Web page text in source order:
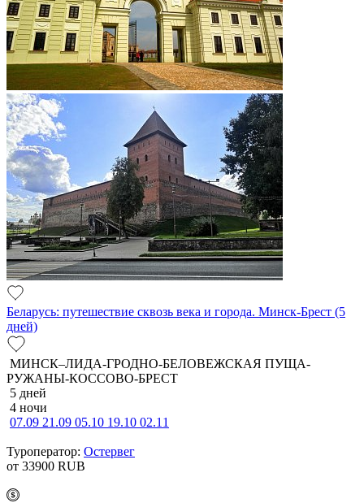
Беларусь: путешествие сквозь века и города. Минск-Брест (5
дней)
МИНСК–ЛИДА-ГРОДНО-БЕЛОВЕЖСКАЯ ПУЩА-
РУЖАНЫ-КОССОВО-БРЕСТ
5 дней
4 ночи
07.09 21.09 05.10 19.10 02.11
Туроператор: Остервег
от 33900 RUB